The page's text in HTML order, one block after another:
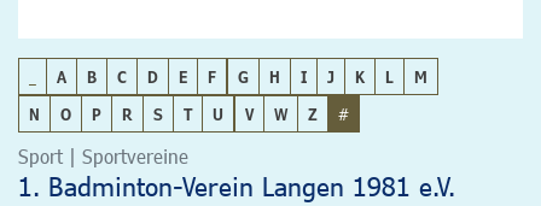
A B C D E F G H I J K L
M
N
O P R S T U V W Z #
Sport | Sportvereine
1. Badminton-Verein Langen 1981 e.V.